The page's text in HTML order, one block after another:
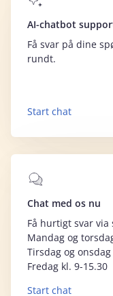
AI-chatbot
Få svar på dine
rundt.
Start chat
Chat med os nu
Få hurtigt svar
Mandag og
Tirsdag og
Fredag kl. 9-15.30
Start chat